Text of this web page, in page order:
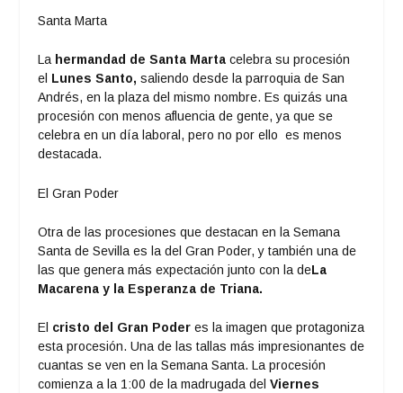
Santa Marta
La hermandad de Santa Marta celebra su procesión
el Lunes Santo, saliendo desde la parroquia de San
Andrés, en la plaza del mismo nombre. Es quizás una
procesión con menos afluencia de gente, ya que se
celebra en un día laboral, pero no por ello es menos
destacada.
El Gran Poder
Otra de las procesiones que destacan en la Semana
Santa de Sevilla es la del Gran Poder, y también una de
las que genera más expectación junto con la deLa
Macarena y la Esperanza de Triana.
El cristo del Gran Poder es la imagen que protagoniza
esta procesión. Una de las tallas más impresionantes de
cuantas se ven en la Semana Santa. La procesión
comienza a la 1:00 de la madrugada delViernes